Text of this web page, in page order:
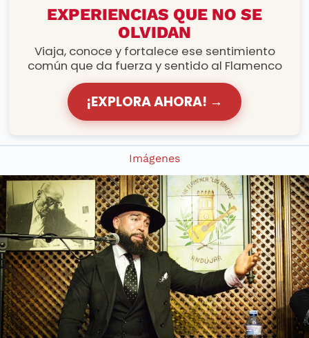
RUTAS FLAMENCAS
EXPERIENCIAS QUE NO SE
OLVIDAN
Viaja, conoce y fortalece ese sentimiento
común que da fuerza y sentido al Flamenco
¡EXPLORA AHORA! →
Imágenes